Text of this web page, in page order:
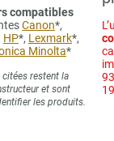
compatibles
Canon*,
HP*, Lexmark*,
Minolta*
citées restent la
et sont
les produits.